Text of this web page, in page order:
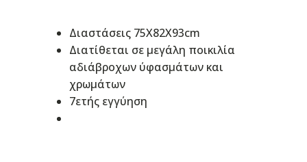
Διαστάσεις 75X82X93cm
Διατίθεται σε μεγάλη ποικιλία
αδιάβροχων ύφασμάτων και
χρωμάτων
7ετής εγγύηση